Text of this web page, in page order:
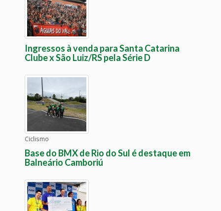
Ingressos à venda para Santa Catarina
Clube x São Luiz/RS pela Série D
Ciclismo
Base do BMX de Rio do Sul é destaque em
Balneário Camboriú